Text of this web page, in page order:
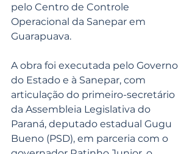
pelo Centro de Controle
Operacional da Sanepar em
Guarapuava.
A obra foi executada pelo Governo
do Estado e à Sanepar, com
articulação do primeiro-secretário
da Assembleia Legislativa do
Paraná, deputado estadual Gugu
Bueno (PSD), em parceria com o